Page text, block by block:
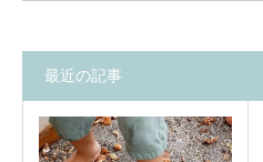
最近の記事